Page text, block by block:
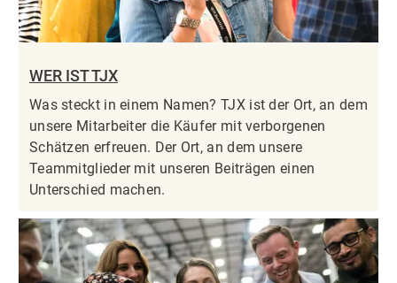
WER IST TJX
Was steckt in einem Namen? TJX ist der Ort, an dem
unsere Mitarbeiter die Käufer mit verborgenen
Schätzen erfreuen. Der Ort, an dem unsere
Teammitglieder mit unseren Beiträgen einen
Unterschied machen.